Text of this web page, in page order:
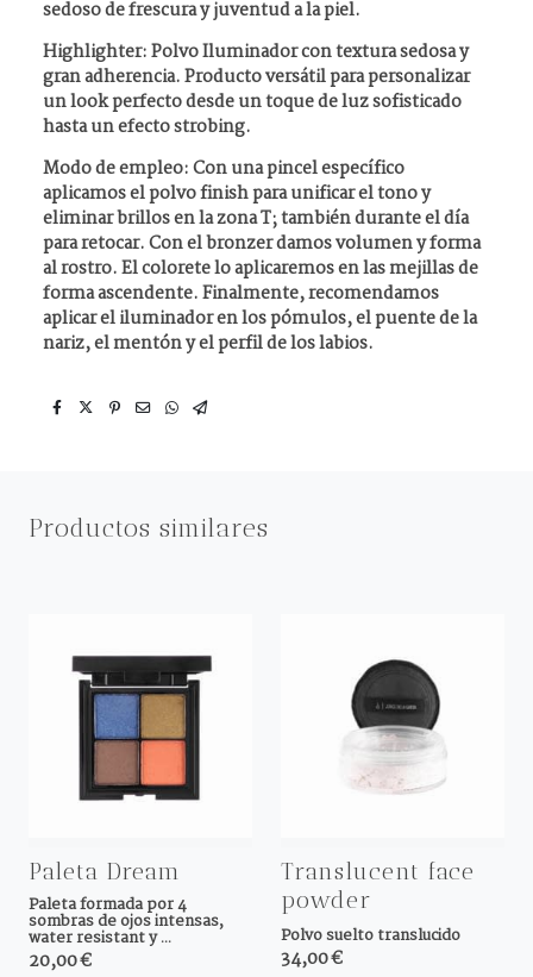
sedoso de frescura y juventud a la piel.
Highlighter: Polvo Iluminador con textura sedosa y
gran adherencia. Producto versátil para personalizar
un look perfecto desde un toque de luz sofisticado
hasta un efecto strobing.
Modo de empleo:Con una pincel específico
aplicamos el polvo finish para unificar el tono y
eliminar brillos en la zona T; también durante el día
para retocar. Con el bronzer damos volumen y forma
al rostro. El colorete lo aplicaremos en las mejillas de
forma ascendente. Finalmente, recomendamos
aplicar el iluminador en los pómulos, el puente de la
nariz, el mentón y el perfil de los labios.
Productos similares
Paleta Dream
Paleta formada por 4
sombras de ojos intensas,
water resistant y ...
20,00 €
Translucent face
powder
Polvo suelto translucido
34,00 €